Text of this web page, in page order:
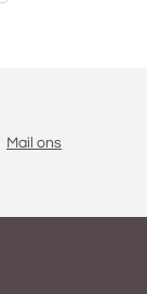
Mail ons